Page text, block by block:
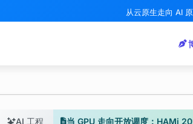
从云原生走向 AI
AI 工程 当 GPU 走向开放调度：HAMi